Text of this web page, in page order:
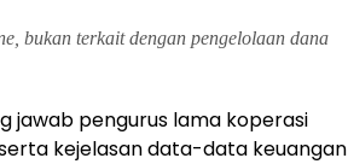
bukan terkait dengan pengelolaan dana
jawab pengurus lama koperasi
kejelasan data-data keuangan